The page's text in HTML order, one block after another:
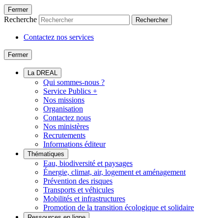
Fermer
Recherche Rechercher
Contactez nos services
Fermer
La DREAL
Qui sommes-nous ?
Service Publics +
Nos missions
Organisation
Contactez nous
Nos ministères
Recrutements
Informations éditeur
Thématiques
Eau, biodiversité et paysages
Énergie, climat, air, logement et aménagement
Prévention des risques
Transports et véhicules
Mobilités et infrastructures
Promotion de la transition écologique et solidaire